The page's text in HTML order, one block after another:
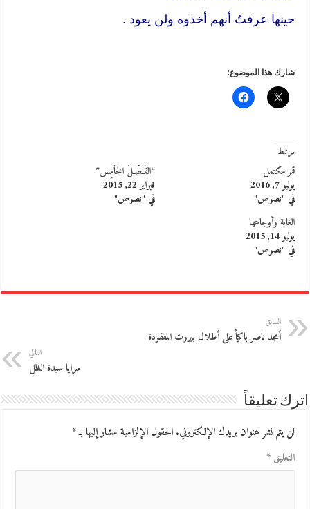
حينها عرفتُ أنهم أخذوه ولن يعود .
شارك هذا الموضوع:
مرتبط
قمر مكتمل
يوليو 7, 2016
في "نصوص"
“الفَـصْـلُ الخَامِس”
فبراير 22, 2015
في "نصوص"
الغابة وأوجاعها
يوليو 14, 2015
في "نصوص"
السابق
أمجد ناصر باكياً على أطلال بيروت المفقودة
التالي
مرايا سيدة الظل
اترك تعليقاً
لن يتم نشر عنوان بريدك الإلكتروني.الحقول الإلزامية مشار إليها بـ*
التعليق*